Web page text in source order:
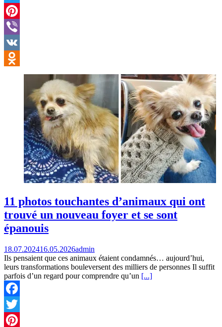
Twitter
Pinterest
Viber
VK
Odnoklassniki
11 photos touchantes d’animaux qui ont
trouvé un nouveau foyer et se sont
épanouis
18.07.202416.05.2026admin
Ils pensaient que ces animaux étaient condamnés… aujourd’hui,
leurs transformations bouleversent des milliers de personnes Il suffit
parfois d’un regard pour comprendre qu’un [...]
Facebook
Twitter